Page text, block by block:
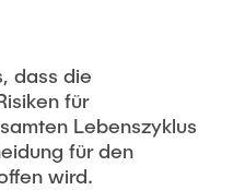
dass die
für
Lebenszyklus
für den
wird.